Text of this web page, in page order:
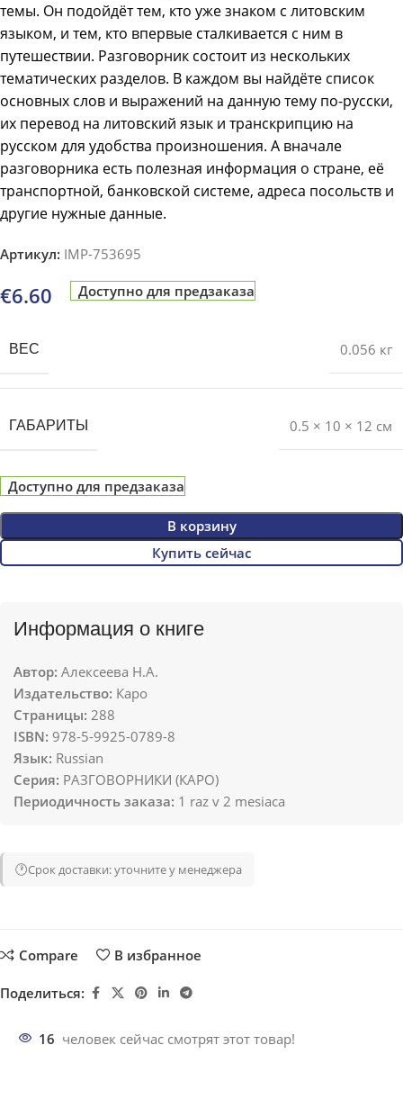
темы. Он подойдёт тем, кто уже знаком с литовским
языком, и тем, кто впервые сталкивается с ним в
путешествии. Разговорник состоит из нескольких
тематических разделов. В каждом вы найдёте список
основных слов и выражений на данную тему по-русски,
их перевод на литовский язык и транскрипцию на
русском для удобства произношения. А вначале
разговорника есть полезная информация о стране, её
транспортной, банковской системе, адреса посольств и
другие нужные данные.
Артикул: IMP-753695
€6.60 Доступно для предзаказа
ВЕС 0.056 кг
ГАБАРИТЫ 0.5 × 10 × 12 см
Доступно для предзаказа
В корзину
Купить сейчас
Информация о книге
Автор: Алексеева Н.А.
Издательство: Каро
Страницы: 288
ISBN: 978-5-9925-0789-8
Язык: Russian
Серия: РАЗГОВОРНИКИ (КАРО)
Периодичность заказа: 1 raz v 2 mesiaca
🕐Срок доставки: уточните у менеджера
Compare В избранное
Поделиться:
16 человек сейчас смотрят этот товар!